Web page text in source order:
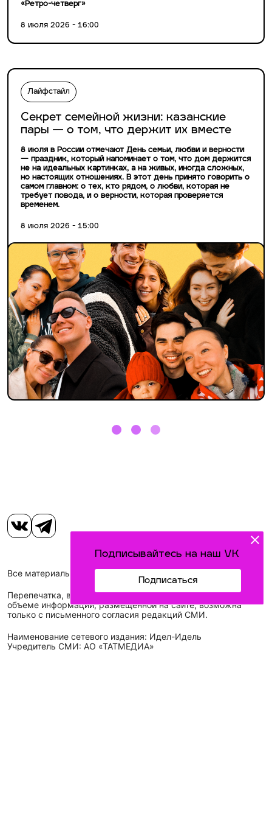
«Ретро-четверг»
8 июля 2026 - 16:00
Лайфстайл
Секрет семейной жизни: казанские
пары — о том, что держит их вместе
8 июля в России отмечают День семьи, любви и верности
— праздник, который напоминает о том, что дом держится
не на идеальных картинках, а на живых, иногда сложных,
но настоящих отношениях. В этот день принято говорить о
самом главном: о тех, кто рядом, о любви, которая не
требует повода, и о верности, которая проверяется
временем.
8 июля 2026 - 15:00
Подписывайтесь на наш VK
Подписаться
Все материалы, размещенные на сайте, защищены законом.
Перепечатка, воспроизведение и распространение в любом
объеме информации, размещенной на сайте, возможна
только с письменного согласия редакций СМИ.
Наименование сетевого издания: Идел-Идель
Учредитель СМИ: АО «ТАТМЕДИА»